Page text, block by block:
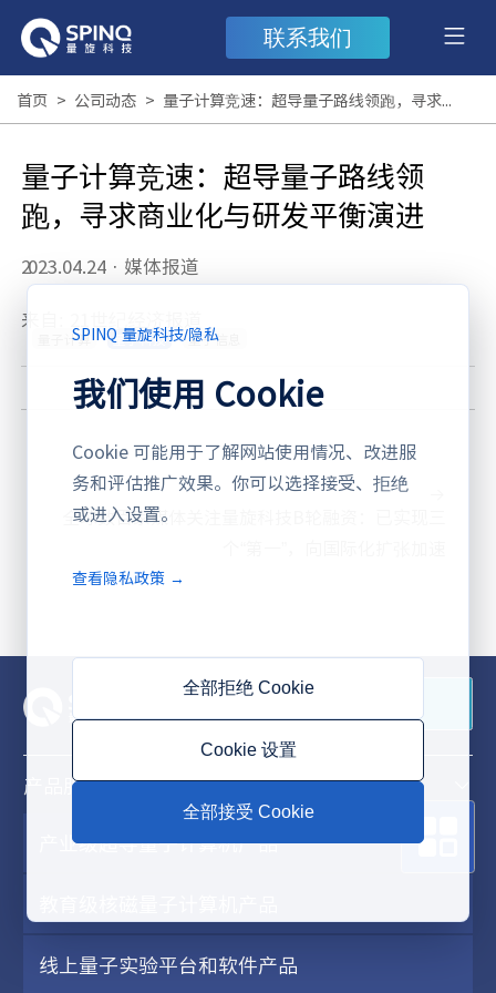
联系我们
首页 > 公司动态 > 量子计算竞速：超导量子路线领跑，寻求商业化与研发平衡演进
量子计算竞速：超导量子路线领
跑，寻求商业化与研发平衡演进
2023.04.24 · 媒体报道
来自: 21世纪经济报道
量子计算 量子科技 量子信息
全球数百家媒体关注量旋科技B轮融资：已实现三
产品服务
产业级超导量子计算机产品
线上量子实验平台和软件产品
SPINQ 量旋科技/隐私
我们使用 Cookie
Cookie 可能用于了解网站使用情况、改进服
务和评估推广效果。你可以选择接受、拒绝
或进入设置。
查看隐私政策 →
全部拒绝 Cookie
Cookie 设置
全部接受 Cookie